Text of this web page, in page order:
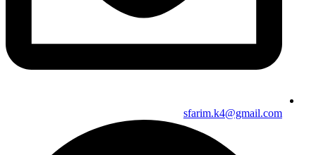
sfarim.k4@gmail.com